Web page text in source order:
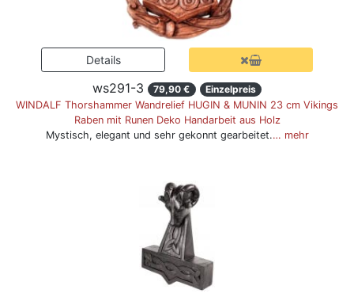
ws291-3 79,90 €
Einzelpreis
WINDALF Thorshammer Wandrelief HUGIN & MUNIN 23 cm Vikings
Raben mit Runen Deko Handarbeit aus Holz
Mystisch, elegant und sehr gekonnt gearbeitet.… mehr